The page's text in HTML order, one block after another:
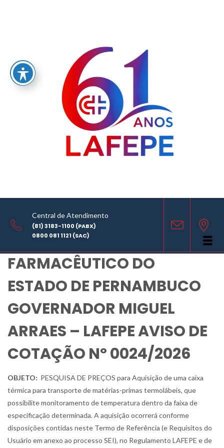
Central de Atendimento
(81) 3183-1100 (PABX)
0800 081 1121 (SAC)
LABORATÓRIO FARMACÊUTICO DO ESTADO DE PERNAMBUCO
GOVERNADOR MIGUEL ARRAES - LAFEPE AVISO DE COTAÇÃO Nº 0024/2026
COMPARTILHE
LABORATÓRIO
FARMACÊUTICO DO
ESTADO DE PERNAMBUCO
GOVERNADOR MIGUEL
ARRAES – LAFEPE AVISO DE
COTAÇÃO Nº 0024/2026
OBJETO: PESQUISA DE PREÇOS para Aquisição de uma caixa
térmica para transporte de matérias-primas termolábeis, que
possibilite monitoramento de temperatura dentro da faixa de
especificação determinada. A aquisição ocorrerá conforme
disposições contidas neste Termo de Referência (e Requisitos do
Usuário em anexo ao processo SEI), no Regulamento LAFEPE e de